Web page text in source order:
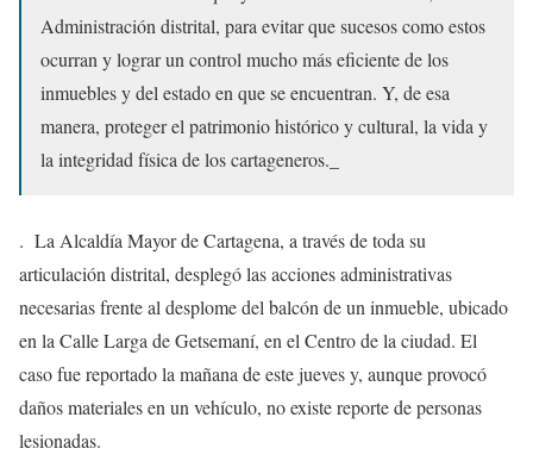
Administración distrital, para evitar que sucesos como estos
ocurran y lograr un control mucho más eficiente de los
inmuebles y del estado en que se encuentran. Y, de esa
manera, proteger el patrimonio histórico y cultural, la vida y
la integridad física de los cartageneros._
. La Alcaldía Mayor de Cartagena, a través de toda su
articulación distrital, desplegó las acciones administrativas
necesarias frente al desplome del balcón de un inmueble, ubicado
en la Calle Larga de Getsemaní, en el Centro de la ciudad. El
caso fue reportado la mañana de este jueves y, aunque provocó
daños materiales en un vehículo, no existe reporte de personas
lesionadas.